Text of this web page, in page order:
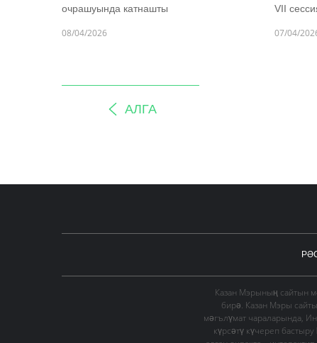
очрашуында катнашты
08/04/2026
VII
07/04/
АЛГА
Казан Мэрының сайтын
бирә. Казан Мэры
мәгълүмат чараларында,
күрсәтү күчереп